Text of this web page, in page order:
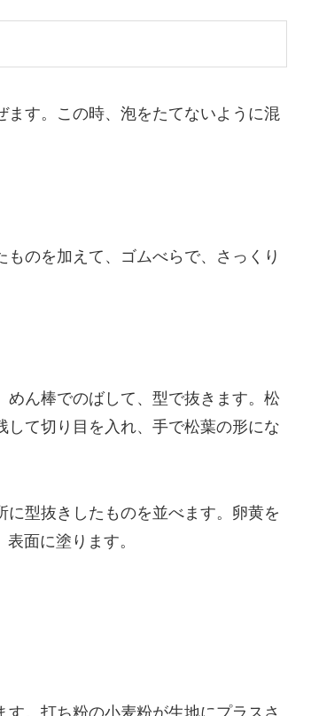
ます。この時、泡をたてないように混
のを加えて、ゴムべらで、さっくり
めん棒でのばして、型で抜きます。松
て切り目を入れ、手で松葉の形にな
型抜きしたものを並べます。卵黄を
面に塗ります。
。打ち粉の小麦粉が生地にプラスさ